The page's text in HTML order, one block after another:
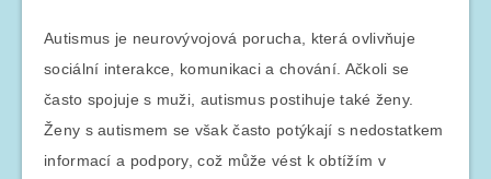
Autismus je neurovývojová porucha, která ovlivňuje
sociální interakce, komunikaci a chování. Ačkoli se
často spojuje s muži, autismus postihuje také ženy.
Ženy s autismem se však často potýkají s nedostatkem
informací a podpory, což může vést k obtížím v